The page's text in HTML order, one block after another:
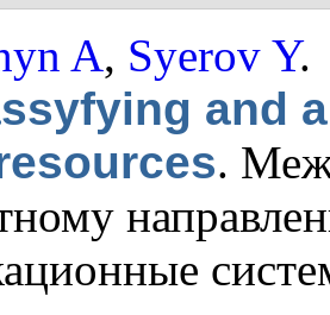
A, Syerov Y.
and
.